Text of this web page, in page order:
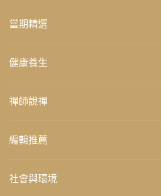
當期精選
健康養生
禪師說禪
編輯推薦
社會與環境